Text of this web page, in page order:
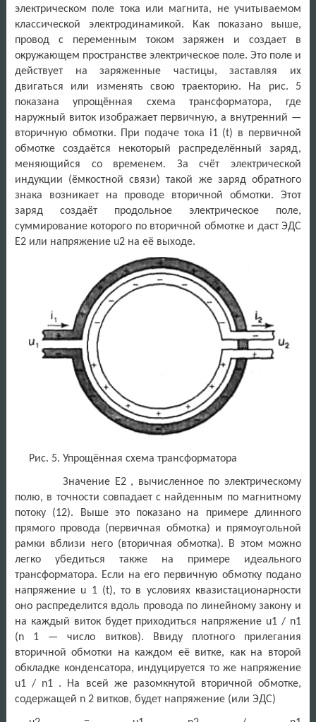
электрическом поле тока или магнита, не учитываемом
классической электродинамикой. Как показано выше,
провод с переменным током заряжен и создает в
окружающем пространстве электрическое поле. Это поле и
действует на заряженные частицы, заставляя их
двигаться или изменять свою траекторию. На рис. 5
показана упрощённая схема трансформатора, где
наружный виток изображает первичную, а внутренний —
вторичную обмотки. При подаче тока i1 (t) в первичной
обмотке создаётся некоторый распределённый заряд,
меняющийся со временем. За счёт электрической
индукции (ёмкостной связи) такой же заряд обратного
знака возникает на проводе вторичной обмотки. Этот
заряд создаёт продольное электрическое поле,
суммирование которого по вторичной обмотке и даст ЭДС
E2 или напряжение u2 на её выходе.
Рис. 5. Упрощённая схема трансформатора
Значение E2 , вычисленное по электрическому
полю, в точности совпадает с найденным по магнитному
потоку (12). Выше это показано на примере длинного
прямого провода (первичная обмотка) и прямоугольной
рамки вблизи него (вторичная обмотка). В этом можно
легко убедиться также на примере идеального
трансформатора. Если на его первичную обмотку подано
напряжение u 1 (t), то в условиях квазистационарности
оно распределится вдоль провода по линейному закону и
на каждый виток будет приходиться напряжение u1 / n1
(n 1 — число витков). Ввиду плотного прилегания
вторичной обмотки на каждом её витке, как на второй
обкладке конденсатора, индуцируется то же напряжение
u1 / n1 . На всей же разомкнутой вторичной обмотке,
содержащей n 2 витков, будет напряжение (или ЭДС)